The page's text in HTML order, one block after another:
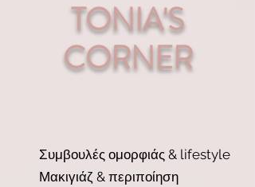
TONIA'S
CORNER
Συμβουλές ομορφιάς & lifestyle
Μακιγιάζ & περιποίηση